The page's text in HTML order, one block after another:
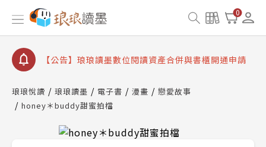
0
【公告】琅琅書店服務升級重要說明及資產合併結果
查詢
【公告】8/10、8/13 行動網路降速演練提醒
【公告】琅琅讀墨數位閱讀資產合併與書櫃開通申請
【公告】琅琅讀墨 3 分鐘完成書櫃開通與資產合併申
請圖文教學
【公告】琅琅書店服務升級重要說明及資產合併結果
查詢
琅琅悅讀 琅琅讀墨 電子書 漫畫
戀愛故事
honey＊buddy甜蜜拍檔